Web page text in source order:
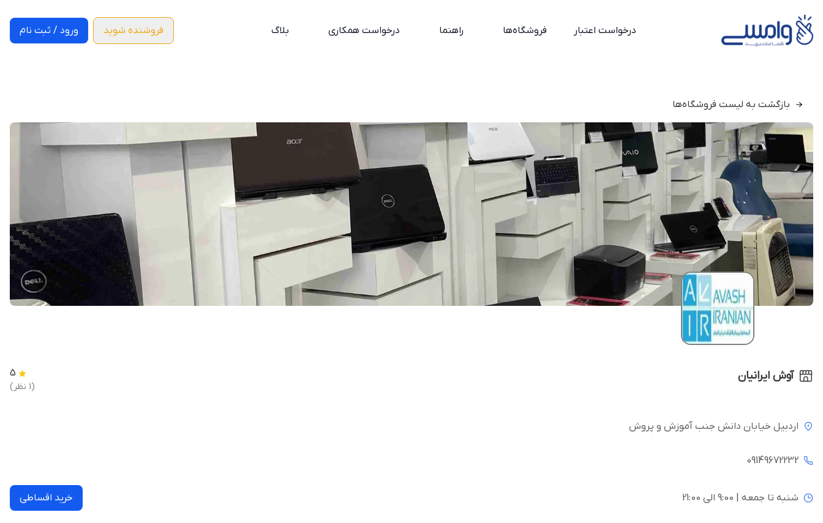
درخواست اعتبار فروشگاه‌ها راهنما درخواست همکاری بلاگ فروشنده شوید ورود / ثبت نام
بازگشت به لیست فروشگاه‌ها
آوش ایرانیان 5
(1 نظر)
اردبیل خیابان دانش جنب آموزش و پروش
09149672232
شنبه تا جمعه | 9:00 الی 21:00 خرید اقساطی